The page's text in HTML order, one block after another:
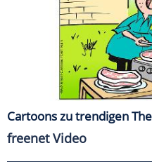
Cartoons zu trendigen
freenet Video